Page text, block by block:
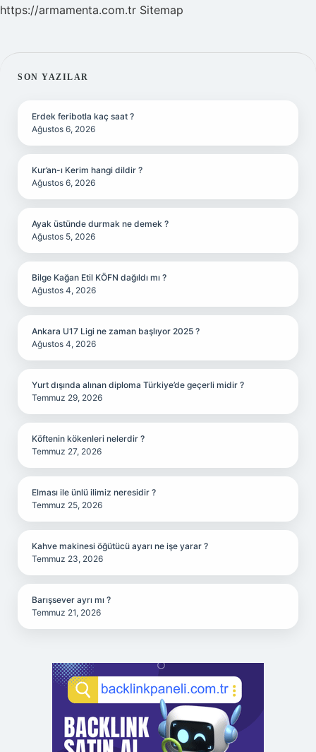
https://armamenta.com.tr Sitemap
SIDEBAR
SON YAZILAR
Erdek feribotla kaç saat ?
Ağustos 6, 2026
Kur’an-ı Kerim hangi dildir ?
Ağustos 6, 2026
Ayak üstünde durmak ne demek ?
Ağustos 5, 2026
Bilge Kağan Etil KÖFN dağıldı mı ?
Ağustos 4, 2026
Ankara U17 Ligi ne zaman başlıyor 2025 ?
Ağustos 4, 2026
Yurt dışında alınan diploma Türkiye’de geçerli midir ?
Temmuz 29, 2026
Köftenin kökenleri nelerdir ?
Temmuz 27, 2026
Elması ile ünlü ilimiz neresidir ?
Temmuz 25, 2026
Kahve makinesi öğütücü ayarı ne işe yarar ?
Temmuz 23, 2026
Barışsever ayrı mı ?
Temmuz 21, 2026